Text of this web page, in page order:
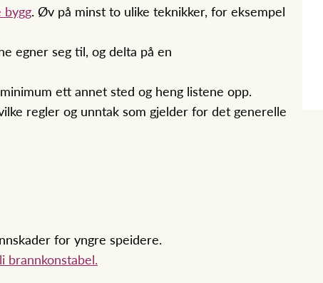
. Øv på minst to ulike teknikker, for eksempel
egner seg til, og delta på en
ett annet sted og heng listene opp.
regler og unntak som gjelder for det generelle
for yngre speidere.
brannkonstabel.